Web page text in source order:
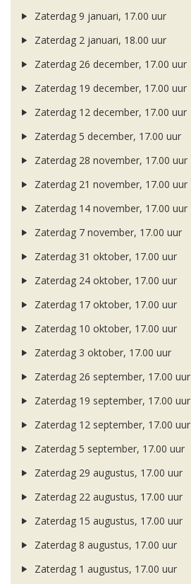
Zaterdag 9 januari, 17.00 uur
Zaterdag 2 januari, 18.00 uur
Zaterdag 26 december, 17.00 uur
Zaterdag 19 december, 17.00 uur
Zaterdag 12 december, 17.00 uur
Zaterdag 5 december, 17.00 uur
Zaterdag 28 november, 17.00 uur
Zaterdag 21 november, 17.00 uur
Zaterdag 14 november, 17.00 uur
Zaterdag 7 november, 17.00 uur
Zaterdag 31 oktober, 17.00 uur
Zaterdag 24 oktober, 17.00 uur
Zaterdag 17 oktober, 17.00 uur
Zaterdag 10 oktober, 17.00 uur
Zaterdag 3 oktober, 17.00 uur
Zaterdag 26 september, 17.00 uur
Zaterdag 19 september, 17.00 uur
Zaterdag 12 september, 17.00 uur
Zaterdag 5 september, 17.00 uur
Zaterdag 29 augustus, 17.00 uur
Zaterdag 22 augustus, 17.00 uur
Zaterdag 15 augustus, 17.00 uur
Zaterdag 8 augustus, 17.00 uur
Zaterdag 1 augustus, 17.00 uur